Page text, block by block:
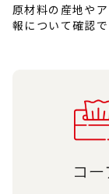
原材料の産地や
報について確認で